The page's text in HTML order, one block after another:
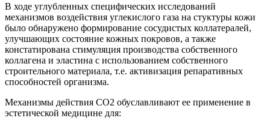
В ходе углубленных специфических исследований
механизмов воздействия углекислого газа на стуктуры кожи
было обнаружено формирование сосудистых коллатералей,
улучшающих состояние кожных покровов, а также
констатирована стимуляция производства собственного
коллагена и эластина с использованием собственного
строительного материала, т.е. активизация репаративных
способностей организма.
Механизмы действия СО2 обуславливают ее применение в
эстетической медицине для: